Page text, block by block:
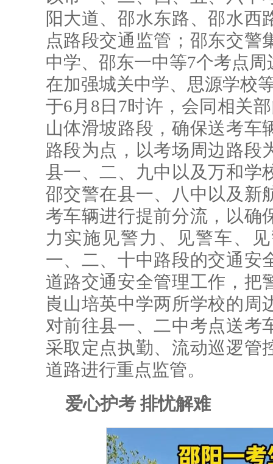
阳大道、邵水东路、邵水西
点路段交通监管；邵东交警
中学、邵东一中等7个考点
在加强城关中学、思源学校
于6月8日7时许，会同相关
山体滑坡路段，确保送考车
路段为点，以考场周边路段
县一、二、九中以及万和学
邵交警在县一、八中以及新
考车辆进行提前分流，以确
力实施见警力、见警车、
一、二、十中路段的交通安
道路交通安全管理工作，把
崀山培英中学两所学校的周
对前往县一、二中考点送考
采取定点执勤、流动巡逻管
道路进行重点监管。
爱心护考 排忧解难